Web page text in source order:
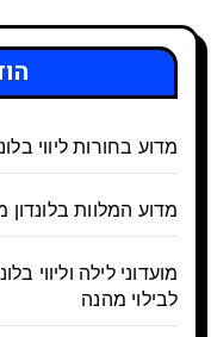
מדוע בחורות ליווי
מדוע המלוות בלונדון
מועדוני לילה וליווי
לבילוי מהנה